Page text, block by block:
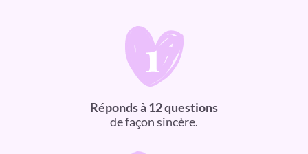
Réponds à 12 questions
de façon sincère.